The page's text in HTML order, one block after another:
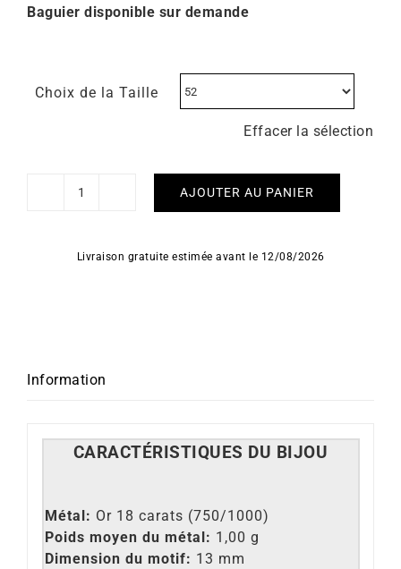
Baguier disponible sur demande
Choix de la Taille
Effacer la sélection
quantité
Maillon
AJOUTER AU PANIER
Livraison gratuite estimée avant le 12/08/2026
Information
CARACTÉRISTIQUES DU BIJOU
Métal: Or 18 carats (750/1000)
Poids moyen du métal: 1,00 g
Dimension du motif: 13 mm